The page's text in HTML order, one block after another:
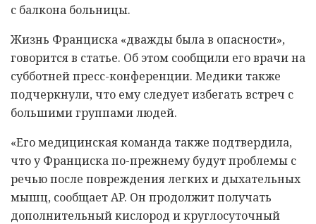
с балкона больницы.
Жизнь Франциска «дважды была в опасности»,
говорится в статье. Об этом сообщили его врачи на
субботней пресс-конференции. Медики также
подчеркнули, что ему следует избегать встреч с
большими группами людей.
«Его медицинская команда также подтвердила,
что у Франциска по-прежнему будут проблемы с
речью после повреждения легких и дыхательных
мышц, сообщает AP. Он продолжит получать
дополнительный кислород и круглосуточный